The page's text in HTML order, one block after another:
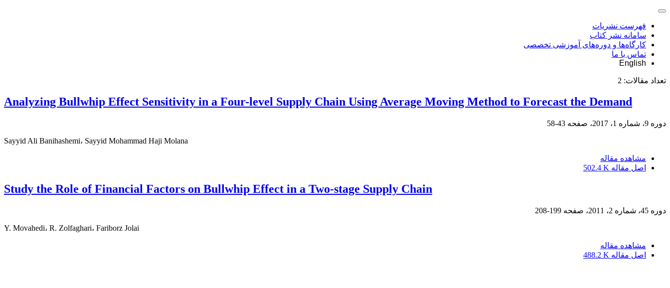
فهرست نشریات
سامانه نشر کتاب
کارگاه‌ها و دوره‌های آموزشی تخصصی
تماس با ما
English
تعداد مقالات: 2
Analyzing Bullwhip Effect Sensitivity in a Four-level Supply Chain Using Average Moving Method to Forecast the Demand
دوره 9، شماره 1، 2017، صفحه 43-58
Sayyid Ali Banihashemi، Sayyid Mohammad Haji Molana
مشاهده مقاله
اصل مقاله 502.4 K
Study the Role of Financial Factors on Bullwhip Effect in a Two-stage Supply Chain
دوره 45، شماره 2، 2011، صفحه 199-208
Y. Movahedi، R. Zolfaghari، Fariborz Jolai
مشاهده مقاله
اصل مقاله 488.2 K